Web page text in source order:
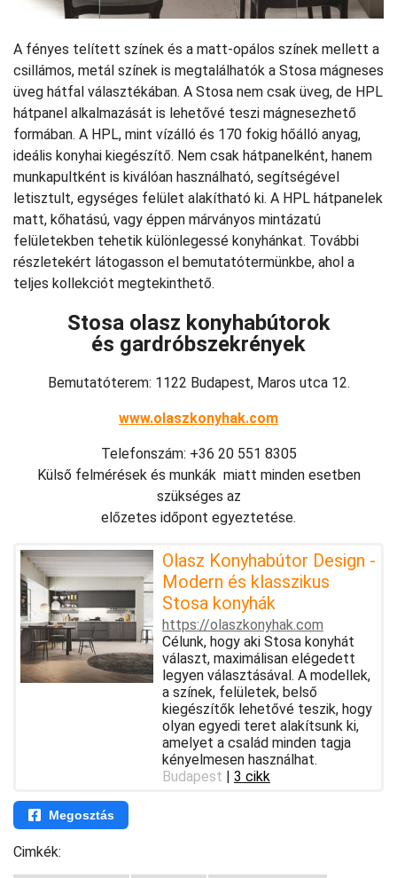
A fényes telített színek és a matt-opálos színek mellett a
csillámos, metál színek is megtalálhatók a Stosa mágneses
üveg hátfal választékában. A Stosa nem csak üveg, de HPL
hátpanel alkalmazását is lehetővé teszi mágnesezhető
formában. A HPL, mint vízálló és 170 fokig hőálló anyag,
ideális konyhai kiegészítő. Nem csak hátpanelként, hanem
munkapultként is kiválóan használható, segítségével
letisztult, egységes felület alakítható ki. A HPL hátpanelek
matt, kőhatású, vagy éppen márványos mintázatú
felületekben tehetik különlegessé konyhánkat. További
részletekért látogasson el bemutatótermünkbe, ahol a
teljes kollekciót megtekinthető.
Stosa olasz konyhabútorok
és gardróbszekrények
Bemutatóterem: 1122 Budapest, Maros utca 12.
www.olaszkonyhak.com
Telefonszám: +36 20 551 8305
Külső felmérések és munkák miatt minden esetben
szükséges az
előzetes időpont egyeztetése.
Olasz Konyhabútor Design -
Modern és klasszikus
Stosa konyhák
https://olaszkonyhak.com
Célunk, hogy aki Stosa konyhát
választ, maximálisan elégedett
legyen választásával. A modellek,
a színek, felületek, belső
kiegészítők lehetővé teszik, hogy
olyan egyedi teret alakítsunk ki,
amelyet a család minden tagja
kényelmesen használhat.
Budapest | 3 cikk
Megosztás
Cimkék: